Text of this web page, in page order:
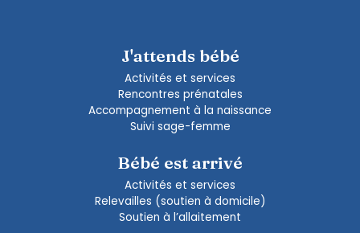
J'attends bébé
Activités et services
Rencontres prénatales
Accompagnement à la naissance
Suivi sage-femme
Bébé est arrivé
Activités et services
Relevailles (soutien à domicile)
Soutien à l’allaitement